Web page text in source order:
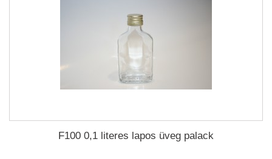
F100 0,1 literes lapos üveg palack